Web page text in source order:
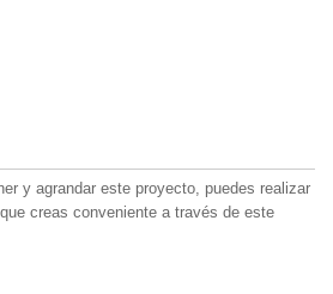
y agrandar este proyecto, puedes realizar
creas conveniente a través de este